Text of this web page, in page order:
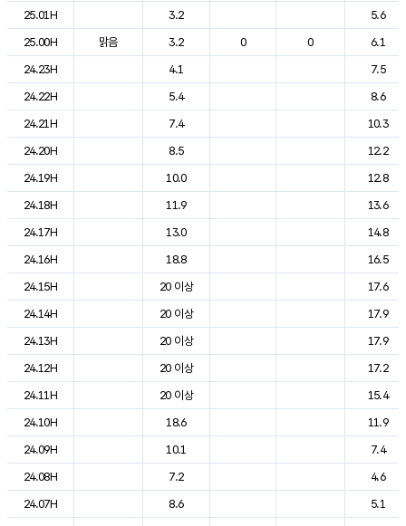
25.01H
3.2
5.6
25.00H
맑음 3.2 0 0
6.1
24.23H
4.1
7.5
24.22H
5.4
8.6
24.21H
7.4
10.3
24.20H
8.5
12.2
24.19H
10.0
12.8
24.18H
11.9
13.6
24.17H
13.0
14.8
24.16H
18.8
16.5
24.15H
20 이상
17.6
24.14H
20 이상
17.9
24.13H
20 이상
17.9
24.12H
20 이상
17.2
24.11H
20 이상
15.4
24.10H
18.6
11.9
24.09H
10.1
7.4
24.08H
7.2
4.6
24.07H
8.6
5.1